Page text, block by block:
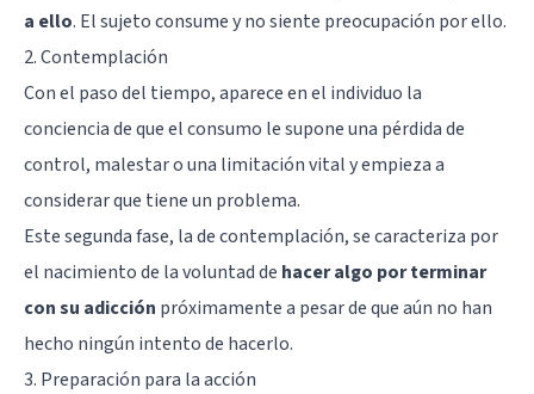
a ello. El sujeto consume y no siente preocupación por ello.
2. Contemplación
Con el paso del tiempo, aparece en el individuo la
conciencia de que el consumo le supone una pérdida de
control, malestar o una limitación vital y empieza a
considerar que tiene un problema.
Este segunda fase, la de contemplación, se caracteriza por
el nacimiento de la voluntad de hacer algo por terminar
con su adicción próximamente a pesar de que aún no han
hecho ningún intento de hacerlo.
3. Preparación para la acción